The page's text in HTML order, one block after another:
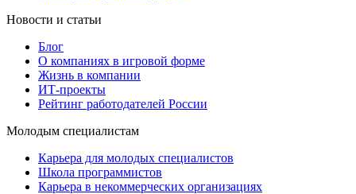
Новости и статьи
Блог
О компаниях в игровой форме
Жизнь в компании
ИТ-проекты
Рейтинг работодателей России
Молодым специалистам
Карьера для молодых специалистов
Школа программистов
Карьера в некоммерческих организациях